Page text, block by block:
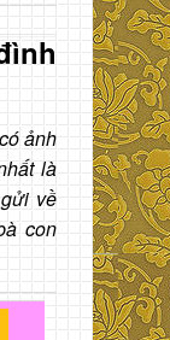
ảnh
là
về
con